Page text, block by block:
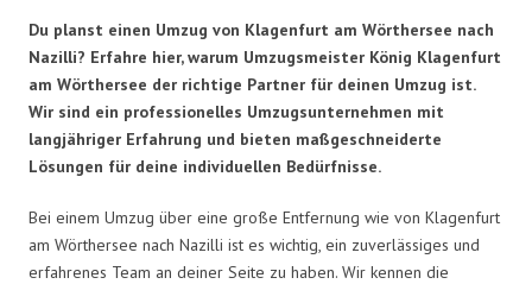
Du planst einen Umzug von Klagenfurt am Wörthersee nach
Nazilli? Erfahre hier, warum Umzugsmeister König Klagenfurt
am Wörthersee der richtige Partner für deinen Umzug ist.
Wir sind ein professionelles Umzugsunternehmen mit
langjähriger Erfahrung und bieten maßgeschneiderte
Lösungen für deine individuellen Bedürfnisse.
Bei einem Umzug über eine große Entfernung wie von Klagenfurt
am Wörthersee nach Nazilli ist es wichtig, ein zuverlässiges und
erfahrenes Team an deiner Seite zu haben. Wir kennen die